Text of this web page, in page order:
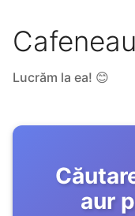
Lucrăm la ea! 😊
aur